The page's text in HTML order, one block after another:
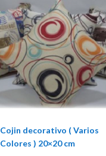
Cojin decorativo ( Varios
Colores ) 20×20 cm